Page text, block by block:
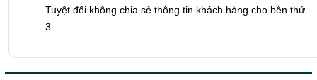
Tuyệt đối không chia sẻ thông tin khách hàng cho bên thứ
3.